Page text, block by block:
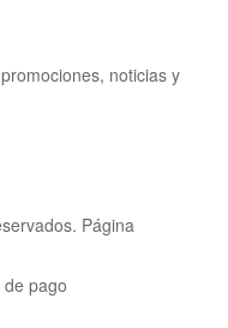
noticias y
Página